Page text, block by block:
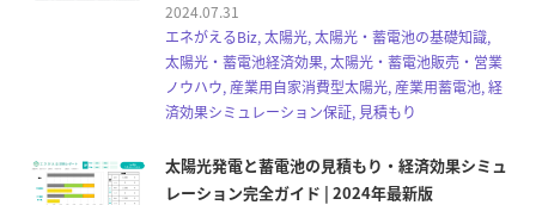
2024.07.31
エネがえるBiz, 太陽光, 太陽光・蓄電池の基礎知識,
太陽光・蓄電池経済効果, 太陽光・蓄電池販売・営業
ノウハウ, 産業用自家消費型太陽光, 産業用蓄電池, 経
済効果シミュレーション保証, 見積もり
太陽光発電と蓄電池の見積もり・経済効果シミュ
レーション完全ガイド | 2024年最新版